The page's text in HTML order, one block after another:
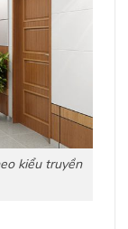
kiểu truyền